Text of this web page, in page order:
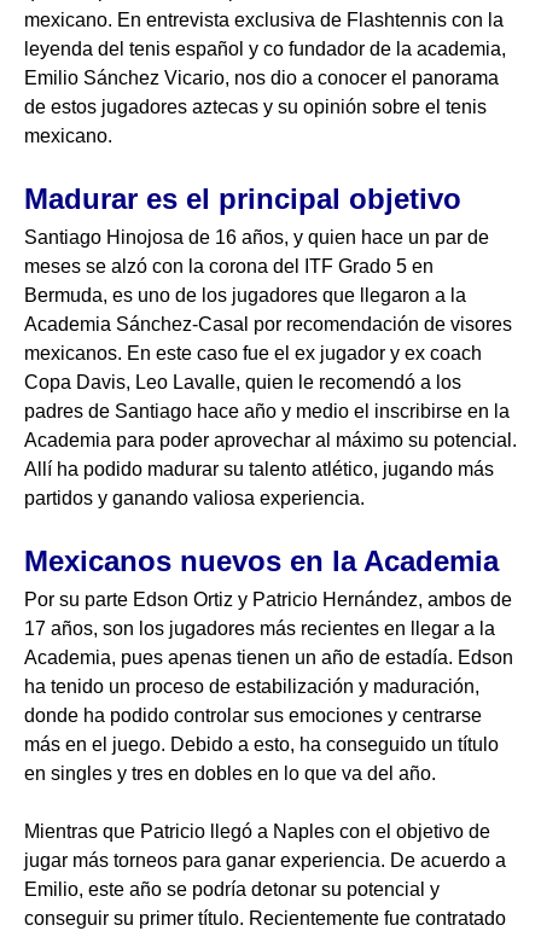
mexicano. En entrevista exclusiva de Flashtennis con la
leyenda del tenis español y co fundador de la academia,
Emilio Sánchez Vicario, nos dio a conocer el panorama
de estos jugadores aztecas y su opinión sobre el tenis
mexicano.
Madurar es el principal objetivo
Santiago Hinojosa de 16 años, y quien hace un par de
meses se alzó con la corona del ITF Grado 5 en
Bermuda, es uno de los jugadores que llegaron a la
Academia Sánchez-Casal por recomendación de visores
mexicanos. En este caso fue el ex jugador y ex coach
Copa Davis, Leo Lavalle, quien le recomendó a los
padres de Santiago hace año y medio el inscribirse en la
Academia para poder aprovechar al máximo su potencial.
Allí ha podido madurar su talento atlético, jugando más
partidos y ganando valiosa experiencia.
Mexicanos nuevos en la Academia
Por su parte Edson Ortiz y Patricio Hernández, ambos de
17 años, son los jugadores más recientes en llegar a la
Academia, pues apenas tienen un año de estadía. Edson
ha tenido un proceso de estabilización y maduración,
donde ha podido controlar sus emociones y centrarse
más en el juego. Debido a esto, ha conseguido un título
en singles y tres en dobles en lo que va del año.
Mientras que Patricio llegó a Naples con el objetivo de
jugar más torneos para ganar experiencia. De acuerdo a
Emilio, este año se podría detonar su potencial y
conseguir su primer título. Recientemente fue contratado